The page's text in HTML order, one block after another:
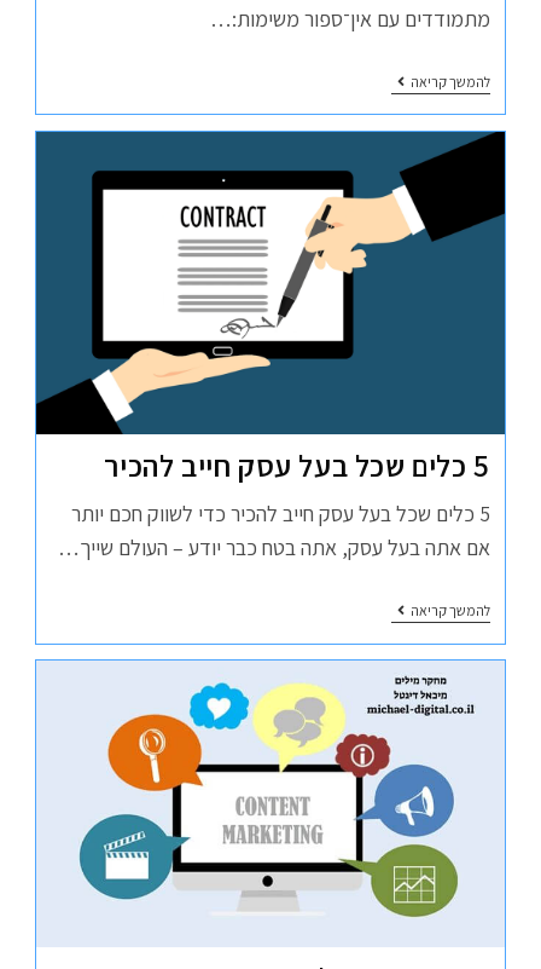
מתמודדים עם אין־ספור משימות:…
להמשך קריאה
5 כלים שכל בעל עסק חייב להכיר
5 כלים שכל בעל עסק חייב להכיר כדי לשווק חכם יותר
אם אתה בעל עסק, אתה בטח כבר יודע – העולם שייך…
להמשך קריאה